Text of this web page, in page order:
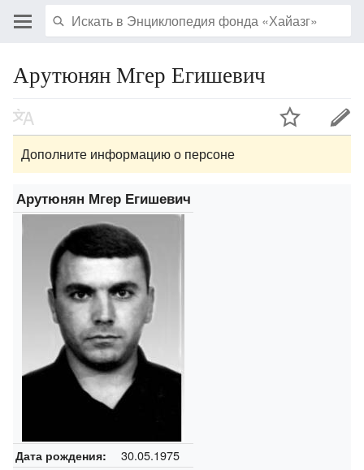
Арутюнян Мгер Егишевич
Дополните информацию о персоне
Арутюнян Мгер Егишевич
Дата рождения: 30.05.1975